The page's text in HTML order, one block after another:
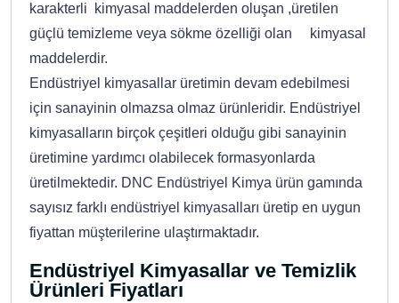
karakterli kimyasal maddelerden oluşan ,üretilen
güçlü temizleme veya sökme özelliği olan kimyasal
maddelerdir.
Endüstriyel kimyasallar üretimin devam edebilmesi
için sanayinin olmazsa olmaz ürünleridir. Endüstriyel
kimyasalların birçok çeşitleri olduğu gibi sanayinin
üretimine yardımcı olabilecek formasyonlarda
üretilmektedir. DNC Endüstriyel Kimya ürün gamında
sayısız farklı endüstriyel kimyasalları üretip en uygun
fiyattan müşterilerine ulaştırmaktadır.
Endüstriyel Kimyasallar ve Temizlik
Ürünleri Fiyatları